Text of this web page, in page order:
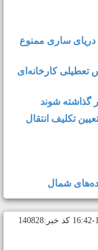
ساری ممنوع
کارخانه‌ای
شوند
تکلیف انتقال
شمال